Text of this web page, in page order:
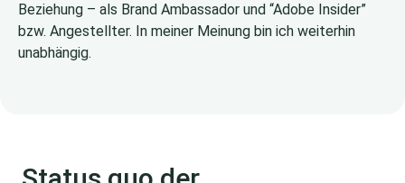
Beziehung – als Brand Ambassador und “Adobe Insider”
bzw. Angestellter. In meiner Meinung bin ich weiterhin
unabhängig.